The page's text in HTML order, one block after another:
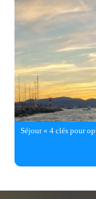
Séjour « 4 clés pour